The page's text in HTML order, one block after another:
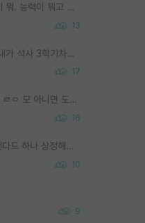
능력없는박사 란 말이지 뭐. 능력이 뭐고 능력이 있다는게 뭔지는 사람마다 기준이 다르니까 얘기해봐야 서로 자기 기준만 얘기해서 논쟁이 끝이 안나고. 주위에서 능력있고 야심있는 신입생이 교수가 유의미한 피드백을 아예 안주면서 제대로된 과제에 참여해볼 기회도 제공하지 않고 잡일 뺑뺑이만 돌려서 맨날 단순작업만 하면서 밤새다가 눈빛이 점점 죽어가는걸 본 사람은 물박사는 교수탓이라고 하고, 교수는 이것저것 알려도 주고 기회도 주고 사수 동기 붙여주면서 어떻게든 끌고가려고 하는데 본인이 매일 뺀질거리면서 출근 하는둥마는둥 하다가 기껏 와서도 폰이나 쳐다보다가 실험 망치고 저녁약속있어서 먼저 가볼게요~ 하는걸 본 사람은 물박사는 본인탓이라고 함.
13
가지마라. 신생랩이고 내가 석사 3학기차인데 최고참인데 나도 아무것도 모르는데 교수가 후배들 왜 논문 교육 안시키냐. 논문 왜 안 써오냐 닦달한다
17
신생랩+젊은 교수 이게 ㄹㅇ 모 아니면 도인듯.
16
ML 대부분이 골드 스탠다드 하나 상정해놓고 (벤치마크 데이터셋이 여러 개면 여러 개 상정) 그거 얼마나 잘 맞추나 싸움임 가끔 번뜩이는 설계 철학을 보여주는 논문들도 있지만 대부분 그거 성적 얼마나 더 올리느라에 혈안이 되어 있는 측면이 잇음
10
9